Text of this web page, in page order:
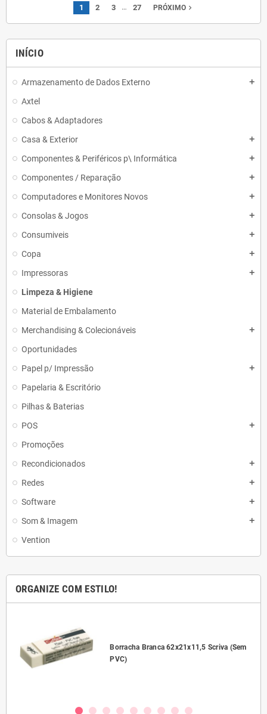
INÍCIO
Armazenamento de Dados Externo add
Axtel
Cabos & Adaptadores
Casa & Exterior
add
Componentes & Periféricos p\ Informática add
Componentes / Reparação add
Computadores e Monitores Novos add
Consolas & Jogos add
Consumiveis add
Copa add
Impressoras add
Limpeza & Higiene
Material de Embalamento
Merchandising & Colecionáveis
add
Oportunidades
Papel p/ Impressão
add
Papelaria & Escritório
Pilhas & Baterias
POS
add
Promoções
Recondicionados
add
Redes add
Software add
Som & Imagem add
Vention
ORGANIZE COM ESTILO!
Borracha Branca 62x21x11,5 Scriva (Sem
PVC)
1 2 3 … 27 PRÓXIMOnavigate_next